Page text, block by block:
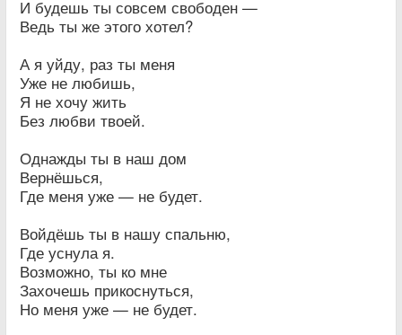
И будешь ты совсем свободен —
Ведь ты же этого хотел?
А я уйду, раз ты меня
Уже не любишь,
Я не хочу жить
Без любви твоей.
Однажды ты в наш дом
Вернёшься,
Где меня уже — не будет.
Войдёшь ты в нашу спальню,
Где уснула я.
Возможно, ты ко мне
Захочешь прикоснуться,
Но меня уже — не будет.